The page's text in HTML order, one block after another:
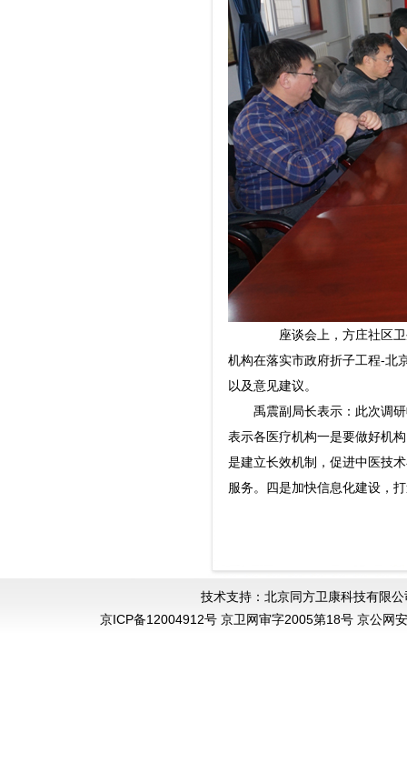
座谈会上，方庄社区卫
机构在落实市政府折子工程-北
以及意见建议。
禹震副局长表示：此次调研
表示各医疗机构一是要做好机
是建立长效机制，促进中医技
服务。四是加快信息化建设，
技术支持：北京同方卫康科技有限公
京ICP备12004912号 京卫网审字2005第18号 京公网